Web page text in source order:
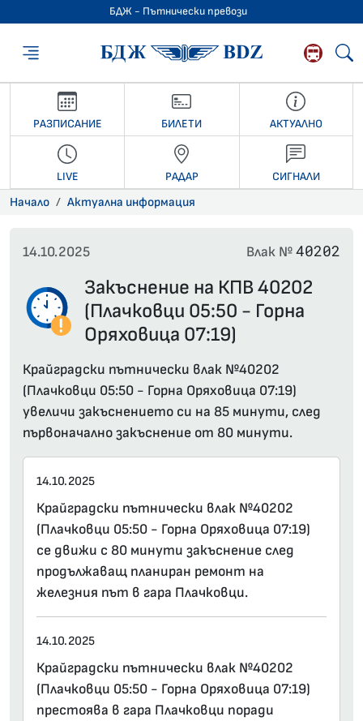
БДЖ - Пътнически превози
БДЖ -
РАЗПИСАНИЕ БИЛЕТИ АКТУАЛНО
LIVE РАДАР СИГНАЛИ
Начало Актуална информация
14.10.2025 Влак №40202
Закъснение на КПВ 40202
(Плачковци 05:50 - Горна
Оряховица 07:19)
Крайградски пътнически влак №40202
(Плачковци 05:50 - Горна Оряховица 07:19)
увеличи закъснението си на 85 минути, след
първоначално закъснение от 80 минути.
14.10.2025
Крайградски пътнически влак №40202
(Плачковци 05:50 - Горна Оряховица 07:19)
се движи с 80 минути закъснение след
продължаващ планиран ремонт на
железния път в гара Плачковци.
14.10.2025
Крайградски пътнически влак №40202
(Плачковци 05:50 - Горна Оряховица 07:19)
престоява в гара Плачковци поради